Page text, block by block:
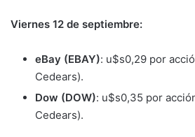
Viernes 12 de septiembre:
eBay (EBAY): u$s0,29 por
Cedears).
Dow (DOW): u$s0,35 por
Cedears).